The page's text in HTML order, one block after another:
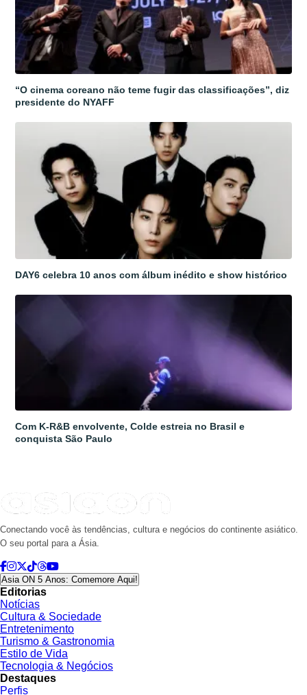
“O cinema coreano não teme fugir das classificações”, diz
presidente do NYAFF
DAY6 celebra 10 anos com álbum inédito e show histórico
Com K-R&B envolvente, Colde estreia no Brasil e
conquista São Paulo
Conectando você às tendências, cultura e negócios do continente asiático.
O seu portal para a Ásia.
Asia ON 5 Anos: Comemore Aqui!
Editorias
Notícias
Cultura & Sociedade
Entretenimento
Turismo & Gastronomia
Estilo de Vida
Tecnologia & Negócios
Destaques
Perfis